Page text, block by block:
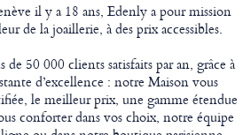
il y a 18 ans, Edenly a pour mission
de la joaillerie, à des prix accessibles.
50 000 clients satisfaits par an, grâce à
d’excellence : notre Maison vous
le meilleur prix, une gamme étendue
conforter dans vos choix, notre équipe